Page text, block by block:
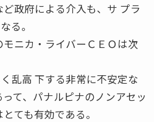
政府による介入も、サ プラ
る。
ニカ・ライバーＣＥＯは次
乱高 下する非常に不安定な
て、パナルピナのノンアセッ
ても有効である。